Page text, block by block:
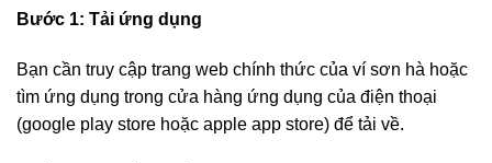
Bước 1: Tải ứng dụng
Bạn cần truy cập trang web chính thức của ví sơn hà hoặc
tìm ứng dụng trong cửa hàng ứng dụng của điện thoại
(google play store hoặc apple app store) để tải về.